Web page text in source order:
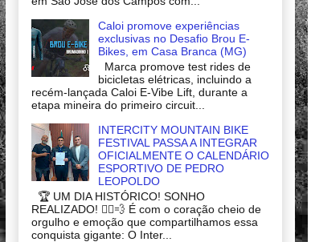
Caloi promove experiências
exclusivas no Desafio Brou E-
Bikes, em Casa Branca (MG)
Marca promove test rides de
bicicletas elétricas, incluindo a
recém-lançada Caloi E-Vibe Lift, durante a
etapa mineira do primeiro circuit...
INTERCITY MOUNTAIN BIKE
FESTIVAL PASSA A INTEGRAR
OFICIALMENTE O CALENDÁRIO
ESPORTIVO DE PEDRO
LEOPOLDO
🏆 UM DIA HISTÓRICO! SONHO
REALIZADO! 🚴‍♂️💨 É com o coração cheio de
orgulho e emoção que compartilhamos essa
conquista gigante: O Inter...